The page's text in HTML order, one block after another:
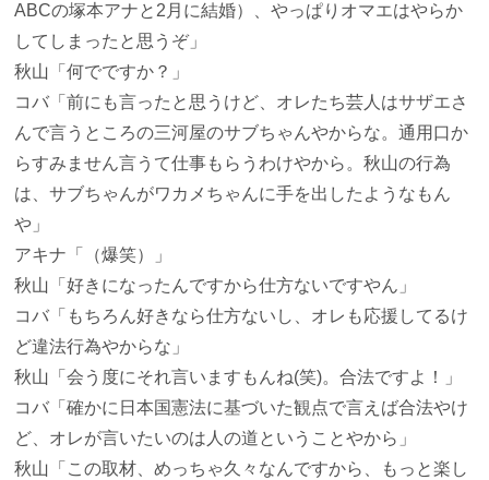
ABCの塚本アナと2月に結婚）、やっぱりオマエはやらか
してしまったと思うぞ」
秋山 「何でですか？」
コバ 「前にも言ったと思うけど、オレたち芸人はサザエさ
んで言うところの三河屋のサブちゃんやからな。通用口か
らすみません言うて仕事もらうわけやから。秋山の行為
は、サブちゃんがワカメちゃんに手を出したようなもん
や」
アキナ 「（爆笑）」
秋山 「好きになったんですから仕方ないですやん」
コバ 「もちろん好きなら仕方ないし、オレも応援してるけ
ど違法行為やからな」
秋山 「会う度にそれ言いますもんね(笑)。合法ですよ！」
コバ 「確かに日本国憲法に基づいた観点で言えば合法やけ
ど、オレが言いたいのは人の道ということやから」
秋山 「この取材、めっちゃ久々なんですから、もっと楽し